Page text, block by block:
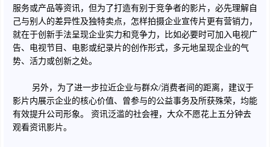
服务或产品等资讯，但为了打造有别于竞争者的影片，必先理解自
己与别人的差异性及独特卖点，怎样拍摄企业宣传片更有营销力，
就在于创新手法呈现企业实力和竞争力，比如必要时可加入电视广
告、电视节目、电影或纪录片的创作形式，多元地呈现企业的气
势、活力或创新之处。
另外，为了进一步拉近企业与群众/消费者间的距离，建议于
影片内展示企业的核心价值、曾参与的公益事务及所获殊荣，均能
有效提升公司形象。 资讯泛滥的社会裡，大众不愿花上五分钟去
观看资讯影片。